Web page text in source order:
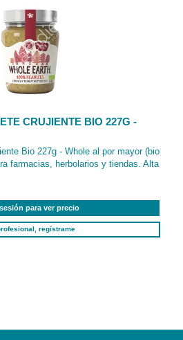
CRUJIENTE BIO 227G -
Bio 227g - Whole al por mayor (bio
farmacias, herbolarios y tiendas. Alta
para ver precio
regístrame